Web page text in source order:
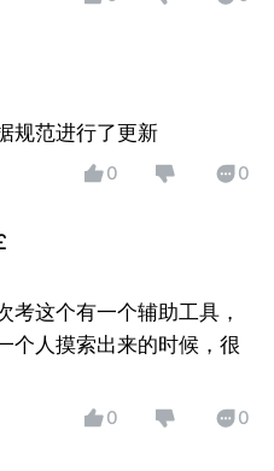
规范进行了更新
0 0
考这个有一个辅助工具，
个人摸索出来的时候，很
0 0